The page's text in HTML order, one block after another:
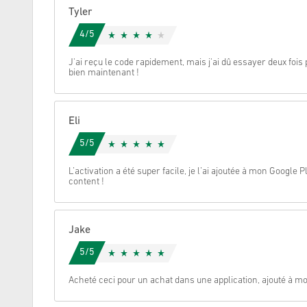
Annulez
Tyler
4/5
J'ai reçu le code rapidement, mais j'ai dû essayer deux fois
bien maintenant !
Eli
5/5
L’activation a été super facile, je l’ai ajoutée à mon Google
content !
Jake
5/5
Acheté ceci pour un achat dans une application, ajouté à